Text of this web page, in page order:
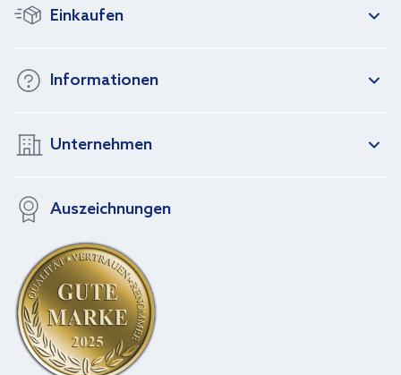
Einkaufen
Informationen
Unternehmen
Auszeichnungen